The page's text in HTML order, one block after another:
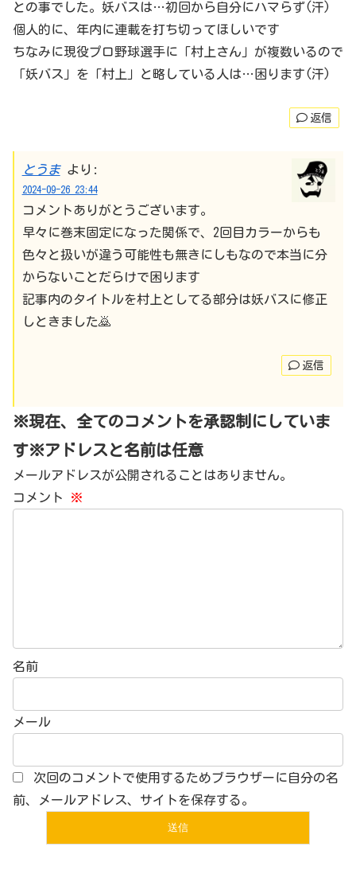
との事でした。妖バスは…初回から自分にハマらず(汗)
個人的に、年内に連載を打ち切ってほしいです
ちなみに現役プロ野球選手に「村上さん」が複数いるので
「妖バス」を「村上」と略している人は…困ります(汗)
返信
とうま より:
2024-09-26 23:44
コメントありがとうございます。
早々に巻末固定になった関係で、2回目カラーからも
色々と扱いが違う可能性も無きにしもなので本当に分
からないことだらけで困ります
記事内のタイトルを村上としてる部分は妖バスに修正
しときました🙇
返信
※現在、全てのコメントを承認制にしていま
す※アドレスと名前は任意
メールアドレスが公開されることはありません。
コメント
※
名前
メール
次回のコメントで使用するためブラウザーに自分の名
前、メールアドレス、サイトを保存する。